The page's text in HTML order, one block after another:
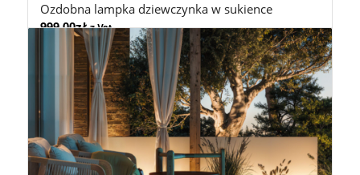
Ozdobna lampka dziewczynka w sukience
999,00zł z Vat